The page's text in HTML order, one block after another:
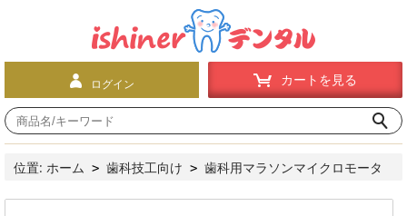
ログイン カートを見る
位置: ホーム > 歯科技工向け > 歯科用マラソンマイクロモータ